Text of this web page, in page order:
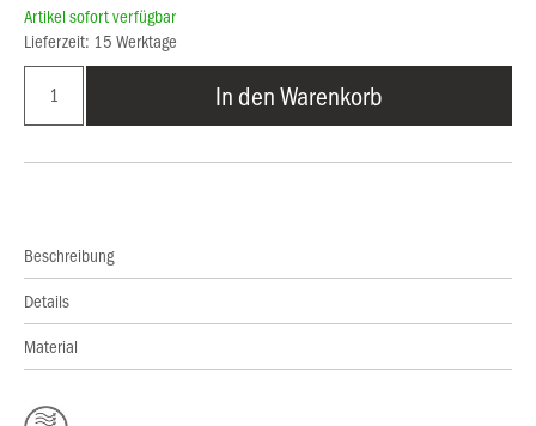
Artikel sofort verfügbar
Lieferzeit: 15 Werktage
In den Warenkorb
Beschreibung
Details
Material